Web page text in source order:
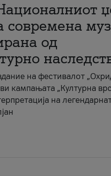
современа
од
на фестивалот
кампањата „Културна
на